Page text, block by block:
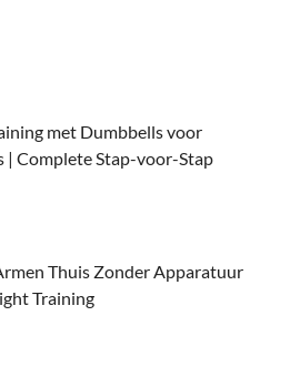
met Dumbbells voor
| Complete Stap-voor-Stap
Thuis Zonder Apparatuur
Training